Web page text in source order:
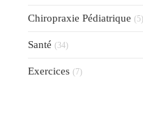
Chiropraxie Pédiatrique (5)
Santé (34)
Exercices (7)